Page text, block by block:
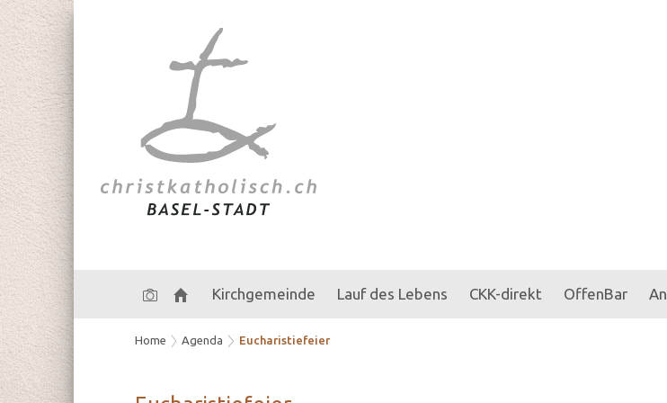
Kirchgemeinde Lauf des Lebens CKK-direkt OffenBar
Home Agenda Eucharistiefeier